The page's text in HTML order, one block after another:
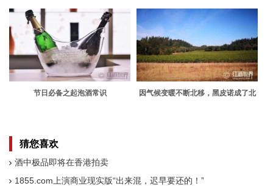
节日必备之起泡酒常识
因气候变暖不断北移，黑皮诺成了北
猜您喜欢
酒中极品即将在香港拍卖
1855.com上演商业现实版“出来混，迟早要还的！”